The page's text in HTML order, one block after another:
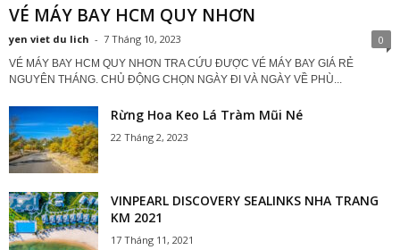
VÉ MÁY BAY HCM QUY NHƠN
yen viet du lich - 7 Tháng 10, 2023 0
VÉ MÁY BAY HCM QUY NHƠN TRA CỨU ĐƯỢC VÉ MÁY BAY GIÁ RẺ
NGUYÊN THÁNG. CHỦ ĐỘNG CHỌN NGÀY ĐI VÀ NGÀY VỀ PHÙ...
Rừng Hoa Keo Lá Tràm Mũi Né
22 Tháng 2, 2023
VINPEARL DISCOVERY SEALINKS NHA TRANG
KM 2021
17 Tháng 11, 2021